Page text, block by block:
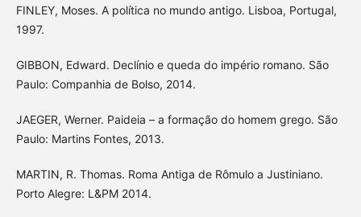
FINLEY, Moses. A política no mundo antigo. Lisboa, Portugal,
1997.
GIBBON, Edward. Declínio e queda do império romano. São
Paulo: Companhia de Bolso, 2014.
JAEGER, Werner. Paideia – a formação do homem grego. São
Paulo: Martins Fontes, 2013.
MARTIN, R. Thomas. Roma Antiga de Rômulo a Justiniano.
Porto Alegre: L&PM 2014.